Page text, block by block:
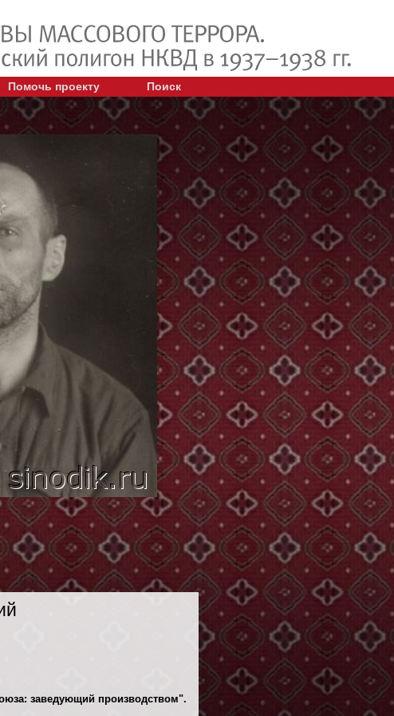
Помочь проекту Поиск
заведующий производством".